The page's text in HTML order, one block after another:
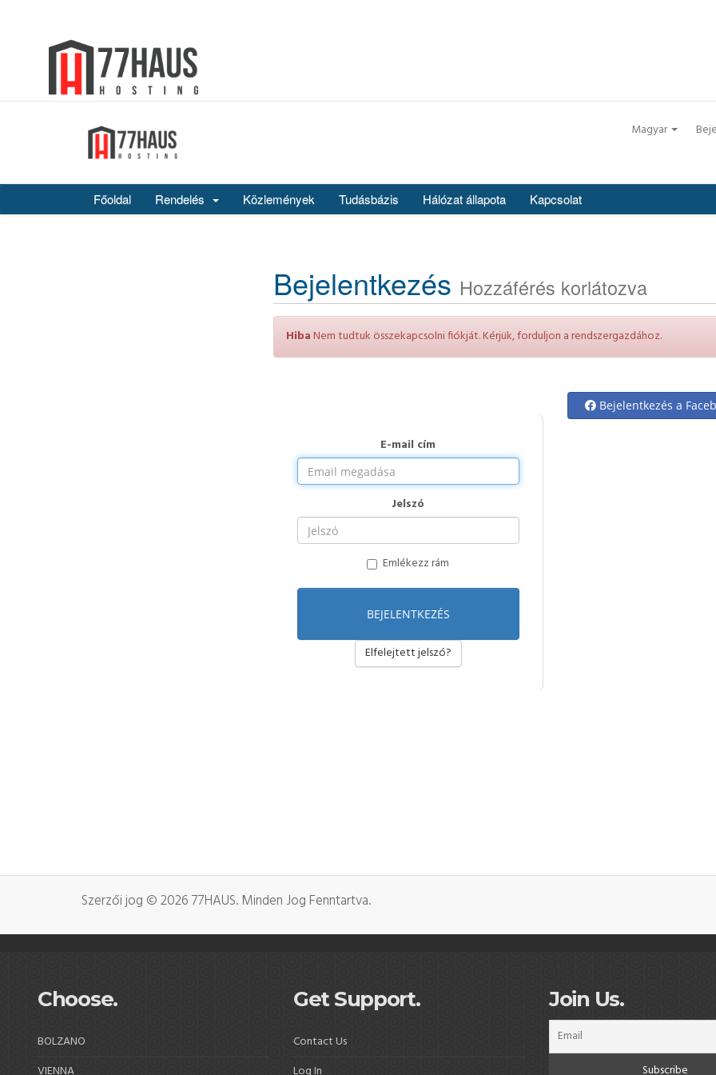
Magyar
Főoldal Rendelés Közlemények Tudásbázis Hálózat állapota Kapcsolat
Bejelentkezés Hozzáférés korlátozva
HibaNem tudtuk összekapcsolni fiókját. Kérjük, forduljon a rendszergazdához.
E-mail cím
Jelszó
Emlékezz rám
Elfelejtett jelszó?
Bejelentkezés a
Szerzői jog © 2026 77HAUS. Minden Jog Fenntartva.
Choose.
BOLZANO
Get Support.
Contact Us
Join Us.